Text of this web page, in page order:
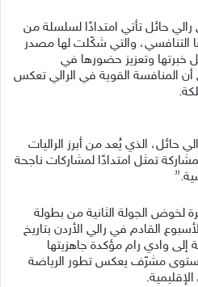
حائل تأتي امتدادًا لسلسلة من
التنافسي، والتي شكّلت لها مصدر
وتعزيز حضورها في
أن المنافسة القوية في الرالي تعكس
حائل، الذي يُعد من أبرز الراليات
تمثل امتدادًا لمشاركات ناجحة
لخوض الجولة الثانية من بطولة
القادم في رالي الأردن بتاريخ
2026 من العقبة إلى وادي رام مؤكدة جاهزيتها
مشرّف يعكس تطور الرياضة